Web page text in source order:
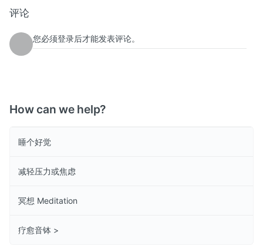
评论
您必须登录后才能发表评论。
How can we help?
睡个好觉
减轻压力或焦虑
冥想 Meditation
疗愈音钵 >